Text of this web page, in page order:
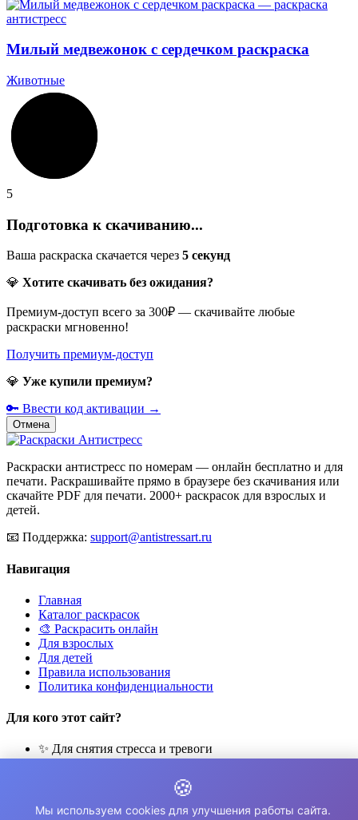
Милый медвежонок с сердечком раскраска
Животные
5
Подготовка к скачиванию...
Ваша раскраска скачается через 5 секунд
💎 Хотите скачивать без ожидания?
Премиум-доступ всего за 300₽ — скачивайте любые
раскраски мгновенно!
Получить премиум-доступ
💎 Уже купили премиум?
🔑 Ввести код активации →
Отмена
Раскраски антистресс по номерам — онлайн бесплатно и для
печати. Раскрашивайте прямо в браузере без скачивания или
скачайте PDF для печати. 2000+ раскрасок для взрослых и
детей.
📧 Поддержка: support@antistressart.ru
Навигация
Главная
Каталог раскрасок
🎨 Раскрасить онлайн
Для взрослых
Для детей
Правила использования
Политика конфиденциальности
Для кого этот сайт?
✨ Для снятия стресса и тревоги
🧘 Для медитации и расслабления
👨‍👩‍👧‍👦 Для семейного досуга
🍪
Мы используем cookies для улучшения работы сайта.